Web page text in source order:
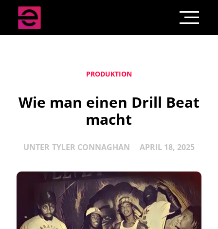
PRODUKTION
Wie man einen Drill Beat
macht
UNTER TYLER CONNAGHAN APRIL 18, 2025